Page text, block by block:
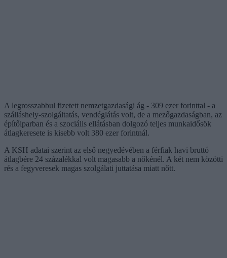
A legrosszabbul fizetett nemzetgazdasági ág - 309 ezer forinttal - a
szálláshely-szolgáltatás, vendéglátás volt, de a mezőgazdaságban, az
építőiparban és a szociális ellátásban dolgozó teljes munkaidősök
átlagkeresete is kisebb volt 380 ezer forintnál.
A KSH adatai szerint az első negyedévében a férfiak havi bruttó
átlagbére 24 százalékkal volt magasabb a nőkénél. A két nem közötti
rés a fegyveresek magas szolgálati juttatása miatt nőtt.